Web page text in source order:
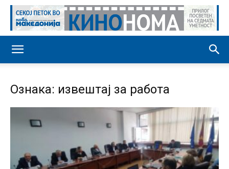
Ознака: извештај за работа